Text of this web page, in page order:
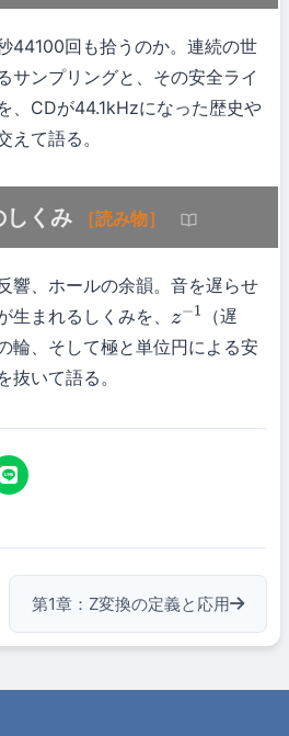
44100回も拾うのか。連続の世
サンプリングと、その安全ライ
、CDが44.1kHzになった歴史や
えて語る。
しくみ ［読み物］
響、ホールの余韻。音を遅らせ
生まれるしくみを、 z− 1 （遅
輪、そして極と単位円による安
抜いて語る。
第1章：Z変換の定義と応用